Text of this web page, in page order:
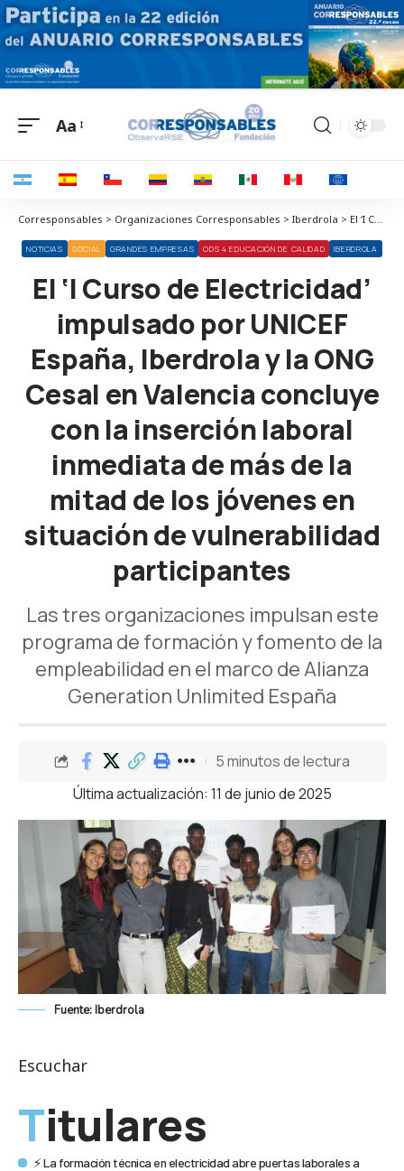
Aa
Corresponsables > Organizaciones Corresponsables > Iberdrola > El ‘I Curso de Electricidad’ impulsado por UNICEF España, Iberdrola y la ONG Cesal en Valencia concluye con la inserción laboral inmediata de más de la mitad de los jóvenes en situación de vulnerabilidad participantes
NOTICIAS SOCIAL GRANDES EMPRESAS ODS 4 EDUCACIÓN DE CALIDAD IBERDROLA
El ‘I Curso de Electricidad’
impulsado por UNICEF
España, Iberdrola y la ONG
Cesal en Valencia concluye
con la inserción laboral
inmediata de más de la
mitad de los jóvenes en
situación de vulnerabilidad
participantes
Las tres organizaciones impulsan este
programa de formación y fomento de la
empleabilidad en el marco de Alianza
Generation Unlimited España
Última actualización: 11 de junio de 2025
5 minutos de lectura
Fuente: Iberdrola
Escuchar
Titulares
⚡ La formación técnica en electricidad abre puertas laborales a